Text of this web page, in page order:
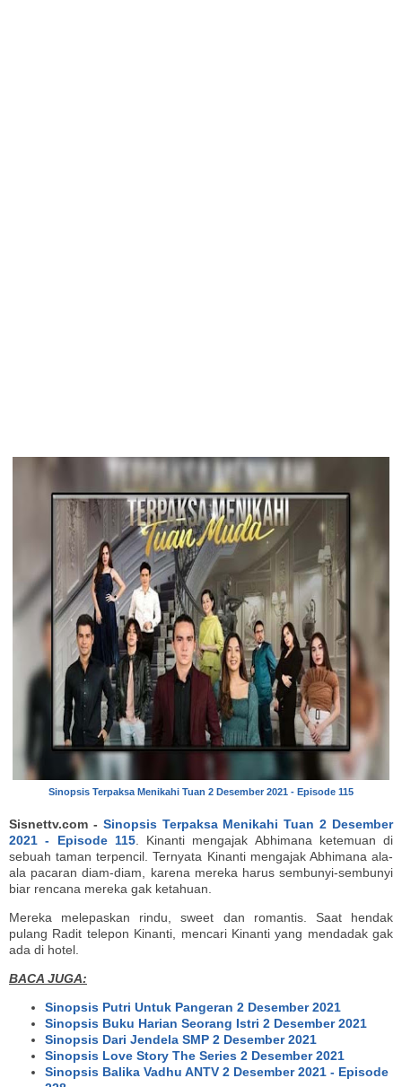
Sinopsis Terpaksa Menikahi Tuan 2 Desember 2021 - Episode 115
Sisnettv.com - Sinopsis Terpaksa Menikahi Tuan 2 Desember
2021 - Episode 115. Kinanti mengajak Abhimana ketemuan di
sebuah taman terpencil. Ternyata Kinanti mengajak Abhimana ala-
ala pacaran diam-diam, karena mereka harus sembunyi-sembunyi
biar rencana mereka gak ketahuan.
Mereka melepaskan rindu, sweet dan romantis. Saat hendak
pulang Radit telepon Kinanti, mencari Kinanti yang mendadak gak
ada di hotel.
BACA JUGA:
Sinopsis Putri Untuk Pangeran 2 Desember 2021
Sinopsis Buku Harian Seorang Istri 2 Desember 2021
Sinopsis Dari Jendela SMP 2 Desember 2021
Sinopsis Love Story The Series 2 Desember 2021
Sinopsis Balika Vadhu ANTV 2 Desember 2021 - Episode